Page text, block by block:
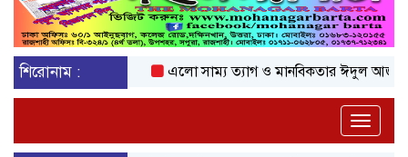
শিরোনাম : এলো সাম্য ত্যাগ ও মানবিকতার ঈদুল আজহা
Toggle